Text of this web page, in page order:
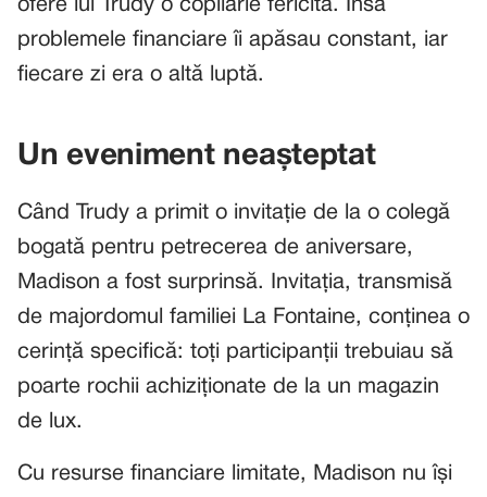
ofere lui Trudy o copilărie fericită. Însă
problemele financiare îi apăsau constant, iar
fiecare zi era o altă luptă.
Un eveniment neașteptat
Când Trudy a primit o invitație de la o colegă
bogată pentru petrecerea de aniversare,
Madison a fost surprinsă. Invitația, transmisă
de majordomul familiei La Fontaine, conținea o
cerință specifică: toți participanții trebuiau să
poarte rochii achiziționate de la un magazin
de lux.
Cu resurse financiare limitate, Madison nu își